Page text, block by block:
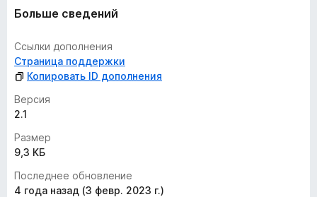
т
Больше сведений
Ссылки дополнения
Страница поддержки
Копировать ID дополнения
Версия
2.1
Размер
9,3 КБ
Последнее обновление
4 года назад (3 февр. 2023 г.)